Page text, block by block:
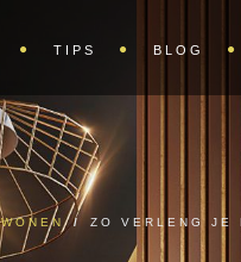
TIPS BLOG
WONEN / ZO VERLENG JE